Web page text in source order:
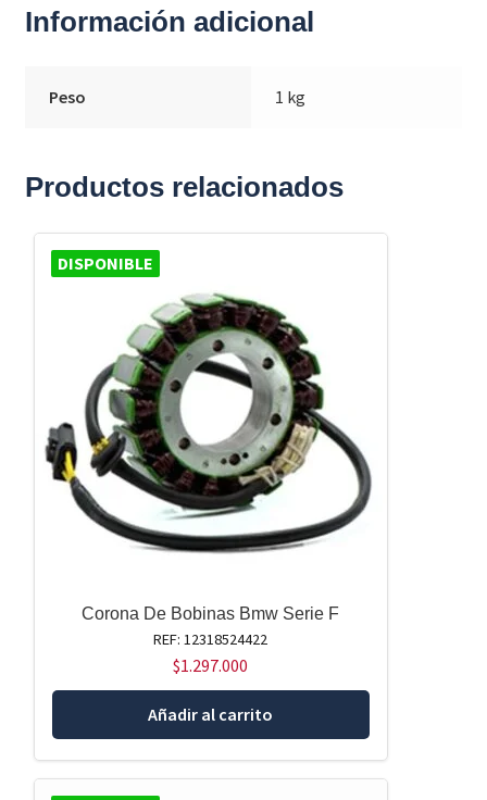
Información adicional
Peso 1 kg
Productos relacionados
DISPONIBLE
Corona De Bobinas Bmw Serie F
REF: 12318524422
$1.297.000
Añadir al carrito